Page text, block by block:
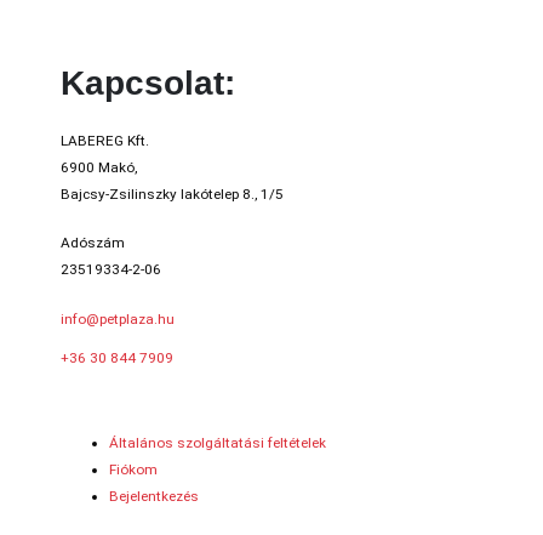
Kapcsolat:
LABEREG Kft.
6900 Makó,
Bajcsy-Zsilinszky lakótelep 8., 1/5
Adószám
23519334-2-06
info@petplaza.hu
+36 30 844 7909
Általános szolgáltatási feltételek
Fiókom
Bejelentkezés